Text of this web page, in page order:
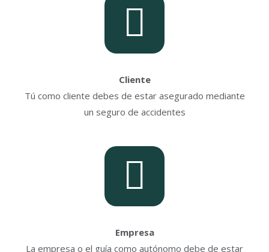
Cliente
Tú como cliente debes de estar asegurado mediante
un seguro de accidentes
Empresa
La empresa o el guía como autónomo debe de estar